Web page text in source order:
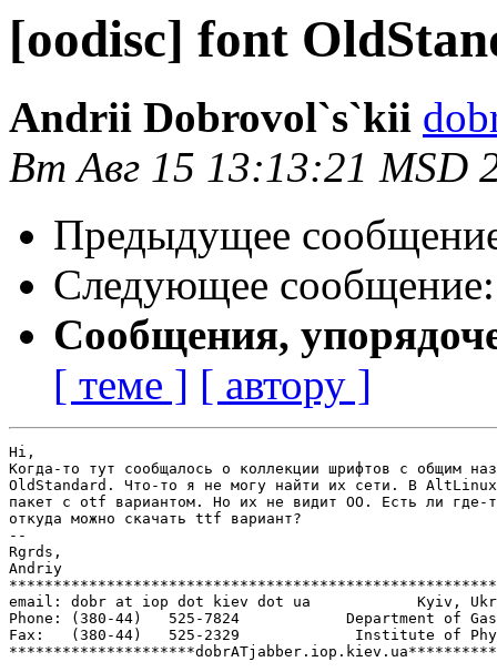
[oodisc] font
Andrii Dobrovol`s`kii
Вт Авг 15 13:13:21 MSD
Предыдущее
Следующее
Сообщения,
[ теме ] [ автору ]
Hi,
Когда-то тут сообщалось о коллекции шрифтов с общим
OldStandard. Что-то я не могу найти их сети. В AltLinux
пакет с otf вариантом. Но их не видит ОО. Есть ли где-
откуда можно скачать ttf вариант?
--
Rgrds,
Andriy
email: dobr at iop dot kiev dot ua            Kyiv,
Phone: (380-44)   525-7824            Department of
Fax:   (380-44)   525-2329             Institute of